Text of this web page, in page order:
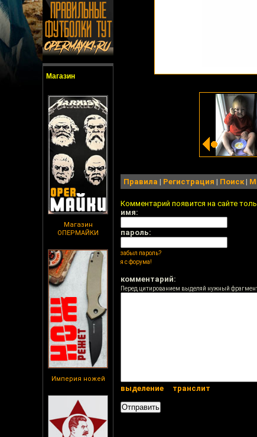
Магазин
Магазин
ОПЕРМАЙКИ
Империя ножей
Правила | Регистрация | Поиск|
Комментарий появится на сайте
имя:
пароль:
забыл пароль?
я с форума!
комментарий:
Перед цитированием выделяй нужный фрагмент
выделение транслит